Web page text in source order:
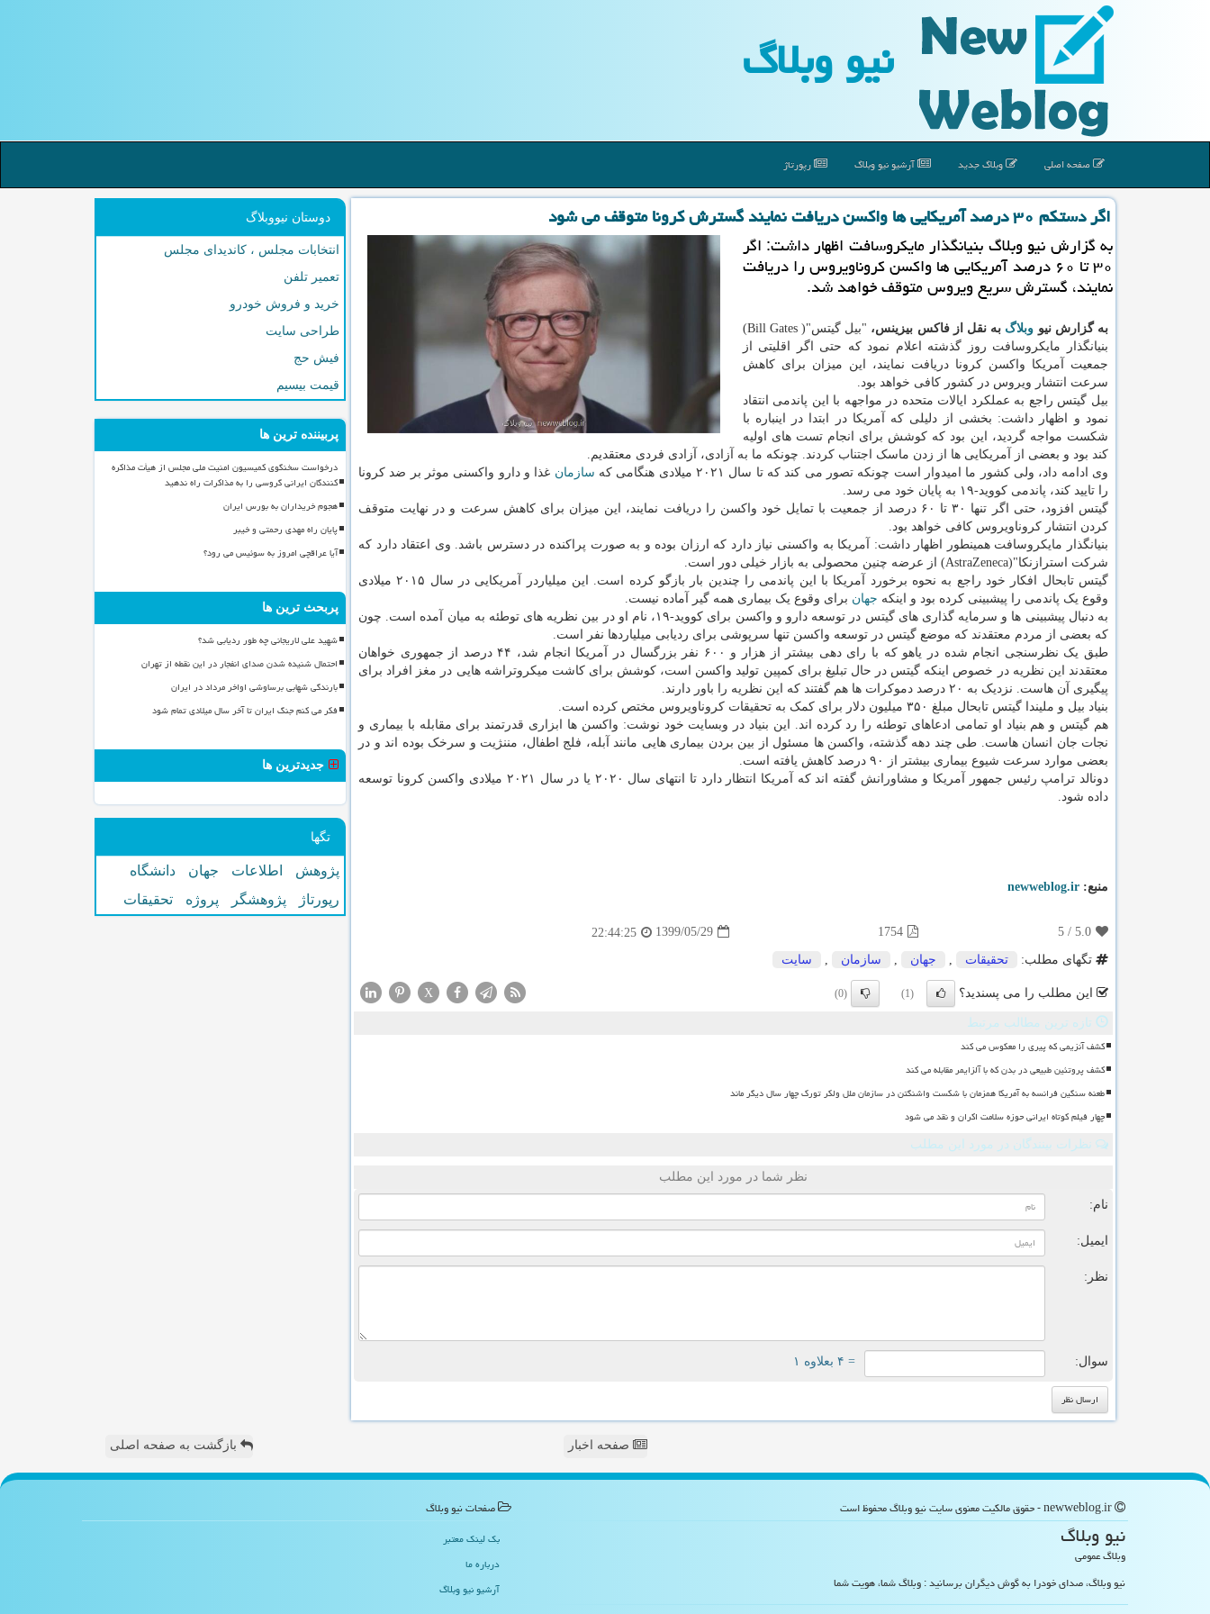
نیو وبلاگ
صفحه اصلی وبلاگ جدید آرشیو نیو وبلاگ رپورتاژ
اگر دستكم ۳۰ درصد آمریكایی ها واكسن دریافت نمایند گسترش كرونا متوقف می شود
به گزارش نیو وبلاگ بنیانگذار مایكروسافت اظهار داشت: اگر
۳۰ تا ۶۰ درصد آمریكایی ها واكسن كروناویروس را دریافت
نمایند، گسترش سریع ویروس متوقف خواهد شد.
به گزارش نیو وبلاگ به نقل از فاکس بیزینس،
"بیل گیتس"( Bill Gates)
بنیانگذار مایکروسافت روز گذشته اعلام نمود که حتی اگر اقلیتی از
جمعیت آمریکا واکسن کرونا دریافت نمایند، این میزان برای کاهش
سرعت انتشار ویروس در کشور کافی خواهد بود.
بیل گیتس راجع به عملکرد ایالات متحده در مواجهه با این پاندمی انتقاد
نمود و اظهار داشت: بخشی از دلیلی که آمریکا در ابتدا در اینباره با
شکست مواجه گردید، این بود که کوشش برای انجام تست های اولیه
کند بود و بعضی از آمریکایی ها از زدن ماسک اجتناب کردند. چونکه ما به آزادی، آزادی فردی معتقدیم.
وی ادامه داد، ولی کشور ما امیدوار است چونکه تصور می کند که تا سال ۲۰۲۱ میلادی هنگامی که
سازمان غذا و دارو واکسنی موثر بر ضد کرونا
را تایید کند، پاندمی کووید-۱۹ به پایان خود می رسد.
گیتس افزود، حتی اگر تنها ۳۰ تا ۶۰ درصد از جمعیت با تمایل خود واکسن را دریافت نمایند، این میزان برای کاهش سرعت و در نهایت متوقف
کردن انتشار کروناویروس کافی خواهد بود.
بنیانگذار مایکروسافت همینطور اظهار داشت: آمریکا به واکسنی نیاز دارد که ارزان بوده و به صورت پراکنده در دسترس باشد. وی اعتقاد دارد که
شرکت استرازنکا"(AstraZeneca) از عرضه چنین محصولی به بازار خیلی دور است.
گیتس تابحال افکار خود راجع به نحوه برخورد آمریکا با این پاندمی را چندین بار بازگو کرده است. این میلیاردر آمریکایی در سال ۲۰۱۵ میلادی
وقوع یک پاندمی را پیشبینی کرده بود و اینکه جهان برای وقوع یک بیماری همه گیر آماده نیست.
به دنبال پیشبینی ها و سرمایه گذاری های گیتس در توسعه دارو و واکسن برای کووید-۱۹، نام او در بین نظریه های توطئه به میان آمده است. چون
که بعضی از مردم معتقدند که موضع گیتس در توسعه واکسن تنها سرپوشی برای ردیابی میلیاردها نفر است.
طبق یک نظرسنجی انجام شده در یاهو که با رای دهی بیشتر از هزار و ۶۰۰ نفر بزرگسال در آمریکا انجام شد، ۴۴ درصد از جمهوری خواهان
معتقدند این نظریه در خصوص اینکه گیتس در حال تبلیغ برای کمپین تولید واکسن است، کوشش برای کاشت میکروتراشه هایی در مغز افراد برای
پیگیری آن هاست. نزدیک به ۲۰ درصد دموکرات ها هم گفتند که این نظریه را باور دارند.
بنیاد بیل و ملیندا گیتس تابحال مبلغ ۳۵۰ میلیون دلار برای کمک به تحقیقات کروناویروس مختص کرده است.
هم گیتس و هم بنیاد او تمامی ادعاهای توطئه را رد کرده اند. این بنیاد در وبسایت خود نوشت: واکسن ها ابزاری قدرتمند برای مقابله با بیماری و
نجات جان انسان هاست. طی چند دهه گذشته، واکسن ها مسئول از بین بردن بیماری هایی مانند آبله، فلج اطفال، مننژیت و سرخک بوده اند و در
بعضی موارد سرعت شیوع بیماری بیشتر از ۹۰ درصد کاهش یافته است.
دونالد ترامپ رئیس جمهور آمریکا و مشاورانش گفته اند که آمریکا انتظار دارد تا انتهای سال ۲۰۲۰ یا در سال ۲۰۲۱ میلادی واکسن کرونا توسعه
داده شود.
منبع: newweblog.ir
5.0
/
5
1754
1399/05/29
22:44:25
تگهای مطلب:
تحقیقات جهان سازمان سایت
این مطلب را می پسندید؟ (1)
(0)
X
تازه ترین مطالب مرتبط
کشف آنزیمی که پیری را معکوس می کند
کشف پروتئین طبیعی در بدن که با آلزایمر مقابله می کند
طعنه سنگین فرانسه به آمریکا همزمان با شکست واشنگتن در سازمان ملل ولکر تورک چهار سال دیگر ماند
چهار فیلم کوتاه ایرانی حوزه سلامت اکران و نقد می شود
نظرات بینندگان در مورد این مطلب
نظر شما در مورد این مطلب
نام:
ایمیل:
نظر:
سوال: = ۴ بعلاوه ۱
دوستان نیووبلاگ
انتخابات مجلس ، کاندیدای مجلس
تعمیر تلفن
خرید و فروش خودرو
طراحی سایت
فیش حج
قیمت بیسیم
پربیننده ترین ها
درخواست سخنگوی کمیسیون امنیت ملی مجلس از هیأت مذاکره
کنندگان ایرانی گروسی را به مذاکرات راه ندهید
هجوم خریداران به بورس ایران
پایان راه مهدی رحمتی و خیبر
آیا عراقچی امروز به سوئیس می رود؟
پربحث ترین ها
شهید علی لاریجانی چه طور ردیابی شد؟
احتمال شنیده شدن صدای انفجار در این نقطه از تهران
بارندگی شهابی برساوشی اواخر مرداد در ایران
فکر می کنم جنگ ایران تا آخر سال میلادی تمام شود
جدیدترین ها
تگها
پژوهش اطلاعات جهان
دانشگاه
رپورتاژ
پژوهشگر پروژه تحقیقات
صفحه اخبار بازگشت به صفحه اصلی
نیو وبلاگ
وبلاگ عمومی
نیو وبلاگ، صدای خودرا به گوش دیگران برسانید : وبلاگ شما، هویت شما
صفحات نیو وبلاگ
بک لینک معتبر
درباره ما
آرشیو نیو وبلاگ